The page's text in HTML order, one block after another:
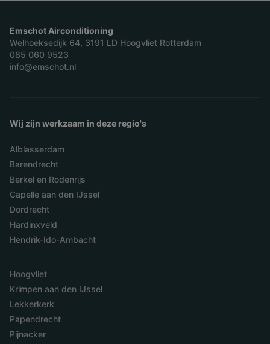
Emschot Airconditioning
Welhoeksedijk 64, 3191 LD Hoogvliet Rotterdam
085 060 9523
info@emschot.nl
Wij zijn werkzaam in deze regio's
Alblasserdam
Barendrecht
Berkel en Rodenrijs
Capelle aan den IJssel
Dordrecht
Hardinxveld
Hendrik-Ido-Ambacht
Hoogvliet
Krimpen aan den IJssel
Lekkerkerk
Papendrecht
Pijnacker